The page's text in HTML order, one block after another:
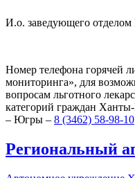
И.о. заведующего
Номер телефона горячей
мониторинга», для
вопросам льготного
категорий граждан
– Югры – 8 (3462) 58-98-10
Региональный